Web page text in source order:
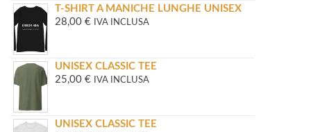
T-SHIRT A MANICHE LUNGHE UNISEX
28,00 € IVA INCLUSA
UNISEX CLASSIC TEE
25,00 € IVA INCLUSA
UNISEX CLASSIC TEE